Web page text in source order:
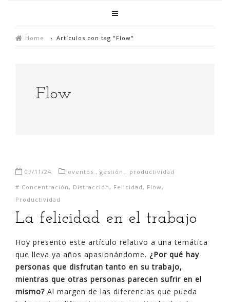
Home › Artículos con tag "Flow"
Flow
07/11/24 eventos , gestión , productividad
# Concentración , Distracción , Felicidad , Flow,
Productividad
La felicidad en el trabajo
Hoy presento este artículo relativo a una temática
que lleva ya años apasionándome. ¿Por qué hay
personas que disfrutan tanto en su trabajo,
mientras que otras personas parecen sufrir en el
mismo? Al margen de las diferencias que pueda